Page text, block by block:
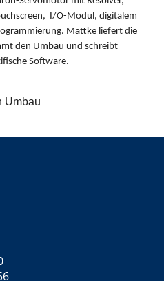
I/O-Modul, digitalem
Mattke liefert die
den Umbau und schreibt
Software.
Umbau